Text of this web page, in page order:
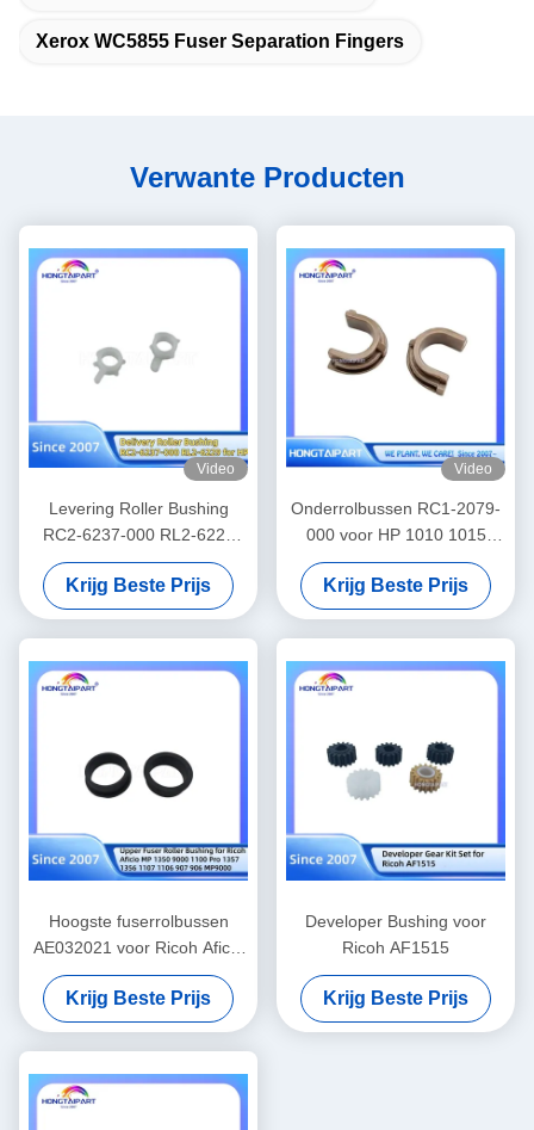
Xerox WC5855 Fuser Separation Fingers
Verwante Producten
Video
Levering Roller Bushing
RC2-6237-000 RL2-6229
voor HP P2035 P2055 2015
1320 Canon IR1122 IR1133
IR1033 LBP6300 6650
Spare parts Hongtaipart
Krijg Beste Prijs
Video
Onderrolbussen RC1-2079-
000 voor HP 1010 1015
1020 1022 laserprinter
Krijg Beste Prijs
Hoogste fuserrolbussen
AE032021 voor Ricoh Aficio
MP 1350 9000 1100 Pro
1357 1356 1107 1106 907
906 MP9000
Krijg Beste Prijs
Developer Bushing voor
Ricoh AF1515
Krijg Beste Prijs